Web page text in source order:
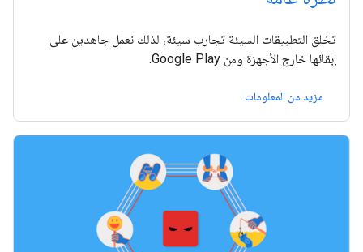
تخلق التطبيقات السيئة تجارب سيئة، لذلك نعمل جاهدين على
إبقائها خارج الأجهزة ومن Google Play.
مزيد من المعلومات